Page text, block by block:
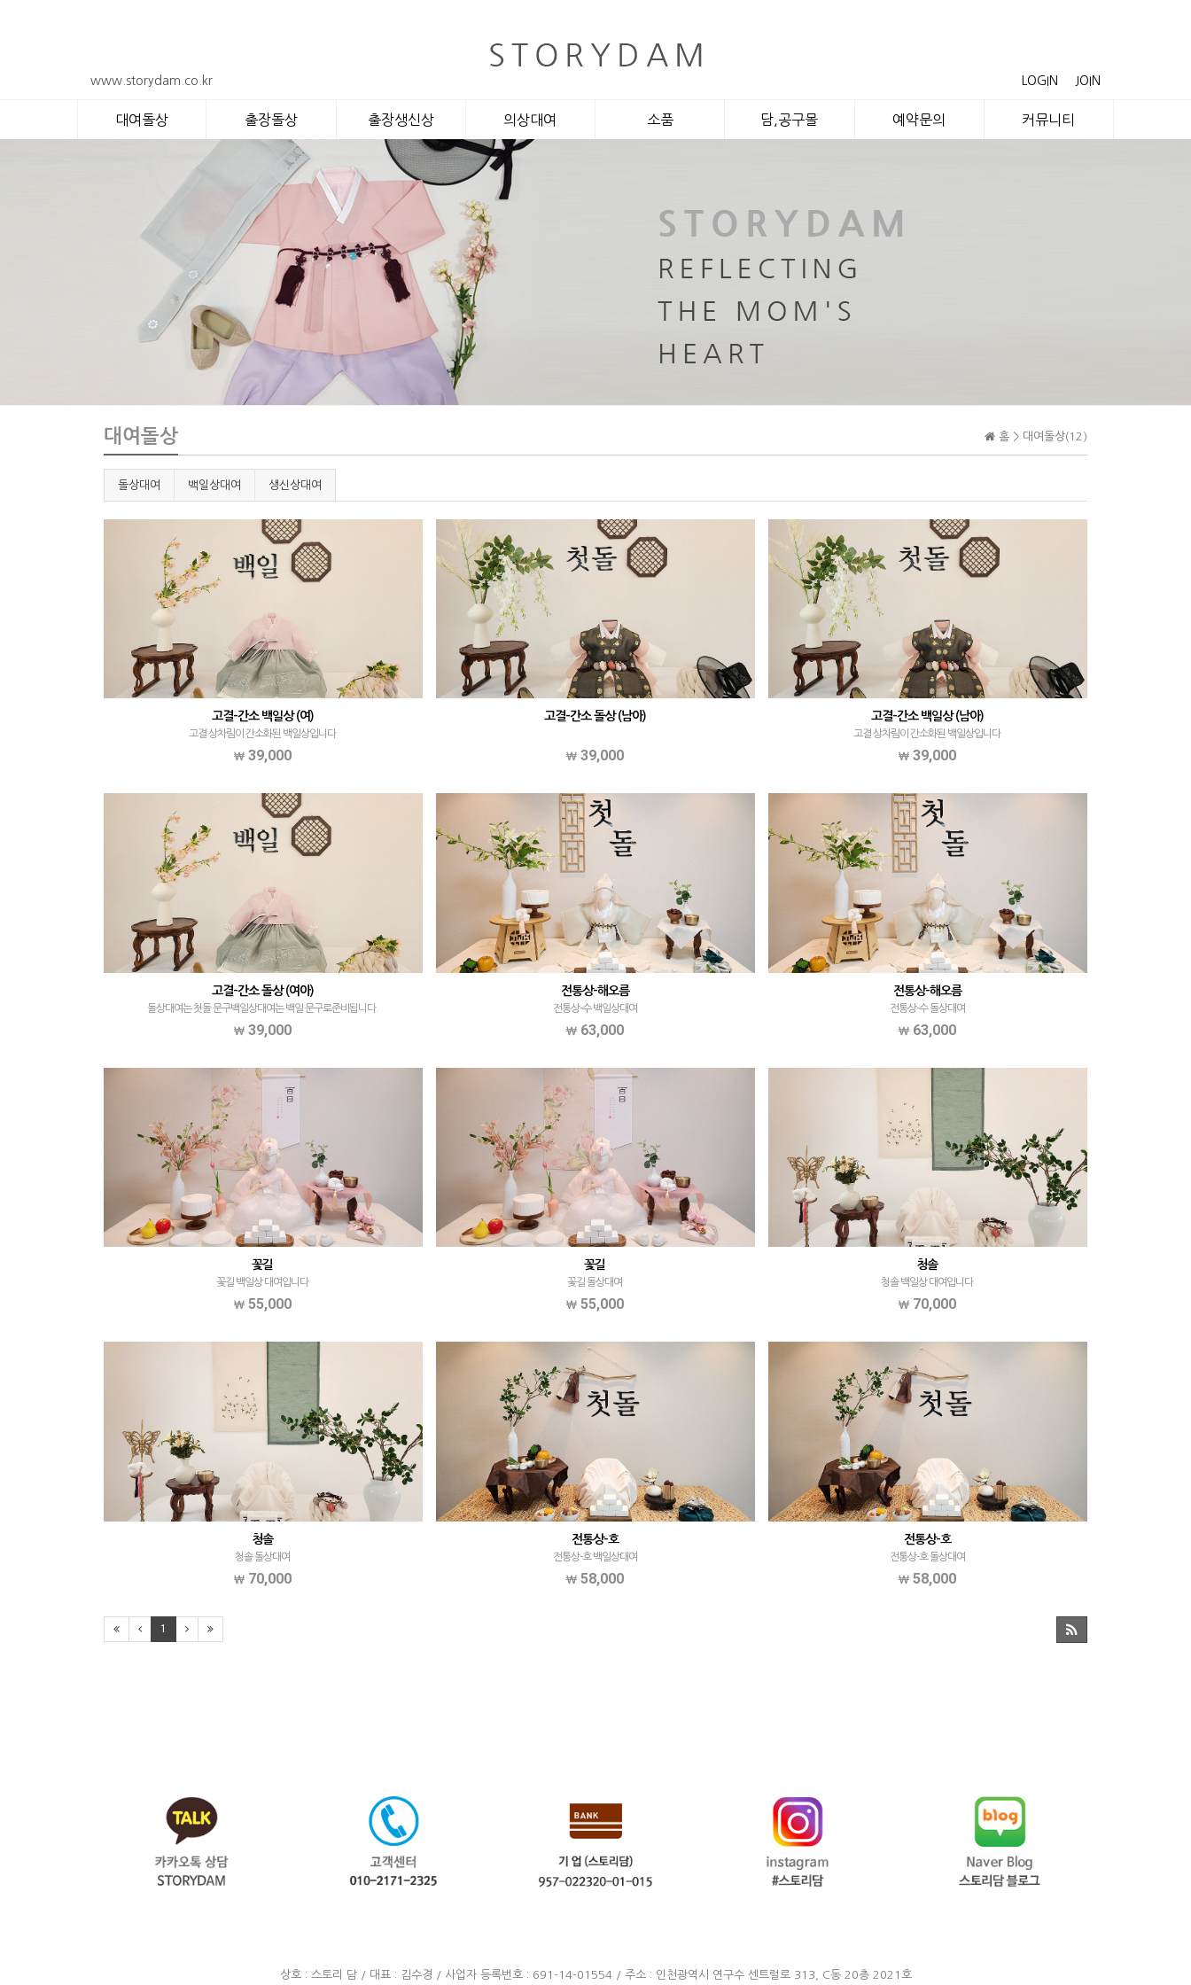
www.storydam.co.kr LOGIN JOIN
대여돌상 출장돌상 출장생신상 의상대여 소품 담,공구몰 예약문의 커뮤니티
홈 > 대여돌상(12)
대여돌상
돌상대여 백일상대여 생신상대여
고결-간소 백일상 (여)
고결 상차림이 간소화된 백일상입니다
39,000
고결-간소 돌상 (남아)
39,000
고결-간소 백일상 (남아)
고결 상차림이 간소화된 백일상입니다
39,000
고결-간소 돌상 (여아)
돌상대여는 첫돌 문구백일상대여는 백일 문구로준비됩니다.
39,000
전통상-해오름
전통상-수 백일상대여
63,000
전통상-해오름
전통상-수 돌상대여
63,000
꽃길
꽃길 백일상 대여입니다
55,000
꽃길
꽃길 돌상대여
55,000
청솔
청솔 백일상 대여입니다
70,000
청솔
청솔 돌상대여
70,000
전통상-호
전통상-호 백일상대여
58,000
전통상-호
전통상-호 돌상대여
58,000
1
상호 : 스토리 담 / 대표 : 김수경 / 사업자 등록번호 : 691-14-01554 / 주소 : 인천광역시 연구수 센트럴로 313, C동 20층 2021호